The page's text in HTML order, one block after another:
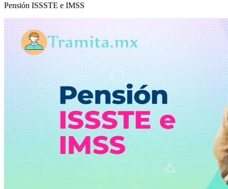
Pensión ISSSTE e IMSS